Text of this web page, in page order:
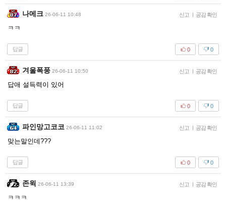
나메크 26-06-11 10:48 신고 | 공감 확인
ㅋㅋ
답글 0
0
겨울폭풍 26-06-11 10:50 신고 | 공감 확인
답애 설득력이 있어
답글 0
0
파인망고코코 26-06-11 11:02 신고 | 공감 확인
맞는말인데???
답글 0
0
존윅 26-06-11 13:39 신고 | 공감 확인
ㅋㅋㅋ